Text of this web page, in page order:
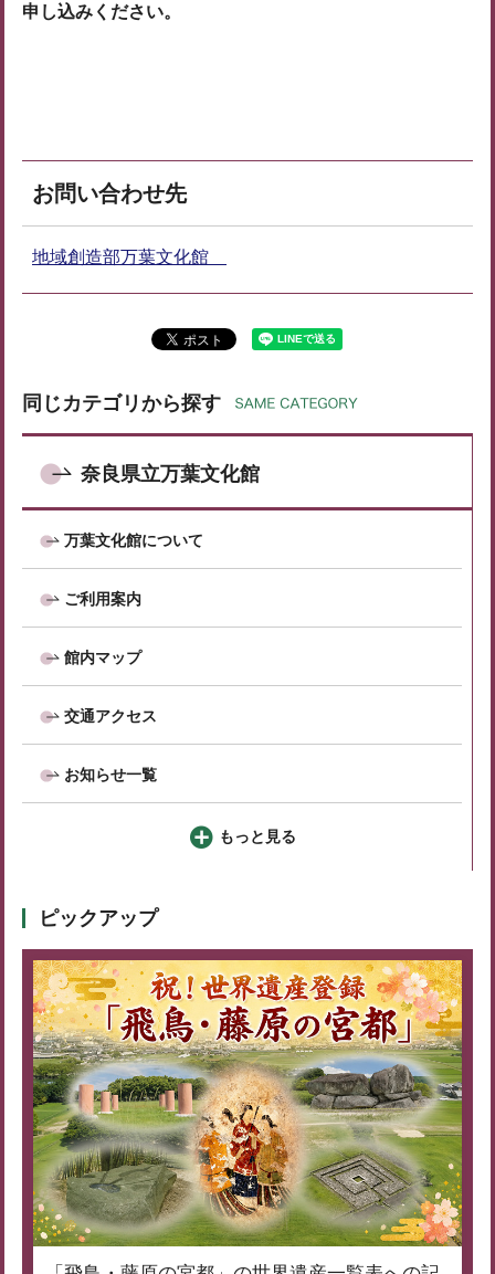
申し込みください。
お問い合わせ先
地域創造部万葉文化館
同じカテゴリから探す
奈良県立万葉文化館
万葉文化館について
ご利用案内
館内マップ
交通アクセス
お知らせ一覧
もっと見る
ピックアップ